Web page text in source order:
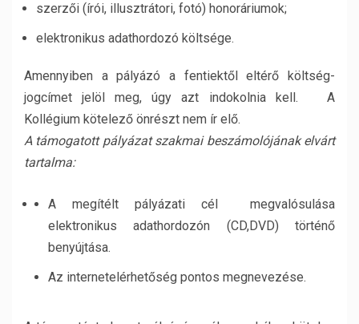
szerzői (írói, illusztrátori, fotó) honoráriumok;
elektronikus adathordozó költsége.
Amennyiben a pályázó a fentiektől eltérő költség-
jogcímet jelöl meg, úgy azt indokolnia kell. A
Kollégium kötelező önrészt nem ír elő.
A támogatott pályázat szakmai beszámolójának elvárt
tartalma:
A megítélt pályázati cél megvalósulása
elektronikus adathordozón (CD,DVD) történő
benyújtása.
Az internetelérhetőség pontos megnevezése.